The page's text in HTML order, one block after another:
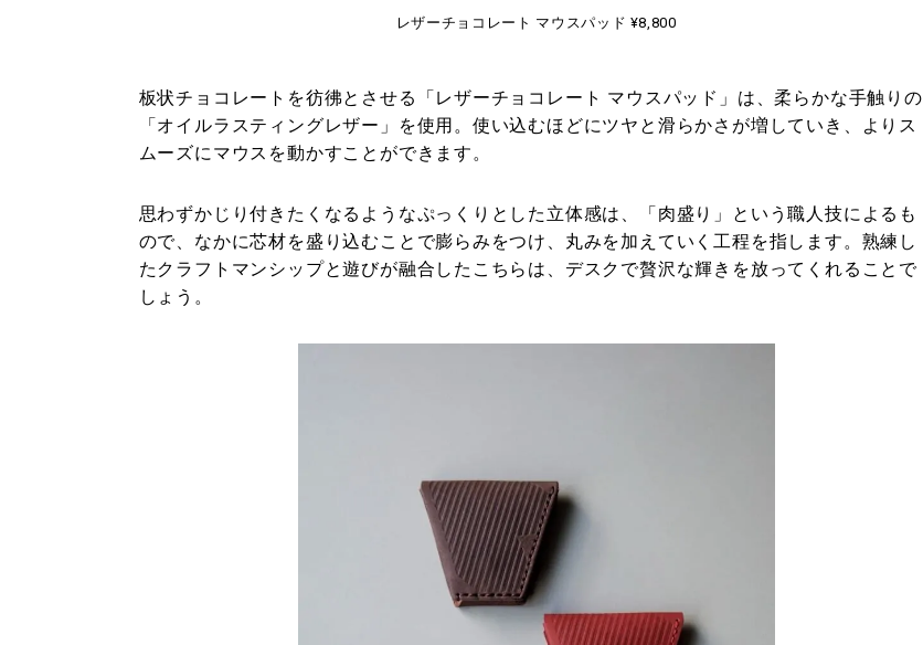
レザーチョコレート マウスパッド ¥8,800
板状チョコレートを彷彿とさせる「レザーチョコレート マウスパッド」は、柔らかな手触りの
「オイルラスティングレザー」を使用。使い込むほどにツヤと滑らかさが増していき、よりス
ムーズにマウスを動かすことができます。
思わずかじり付きたくなるようなぷっくりとした立体感は、「肉盛り」という職人技によるも
ので、なかに芯材を盛り込むことで膨らみをつけ、丸みを加えていく工程を指します。熟練し
たクラフトマンシップと遊びが融合したこちらは、デスクで贅沢な輝きを放ってくれることで
しょう。